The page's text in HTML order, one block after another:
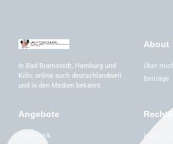
In Bad Bramstedt, Hamburg und
Köln, online auch deutschlandweit
und in den Medien bekannt.
About
Über
Beiträge
Angebote
Diagnostik